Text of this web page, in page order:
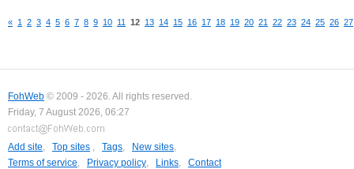
« 1 2 3 4 5 6 7 8 9 10 11 12 13 14 15 16 17 18 19 20 21 22 23 24 25 26 27
FohWeb © 2009 - 2026. All rights reserved.
Friday, 7 August 2026, 06:27
Add site, Top sites , Tags, New sites,
Terms of service, Privacy policy, Links, Contact